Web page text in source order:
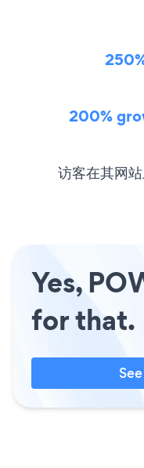
200%
访客在其网
Yes,
for that.